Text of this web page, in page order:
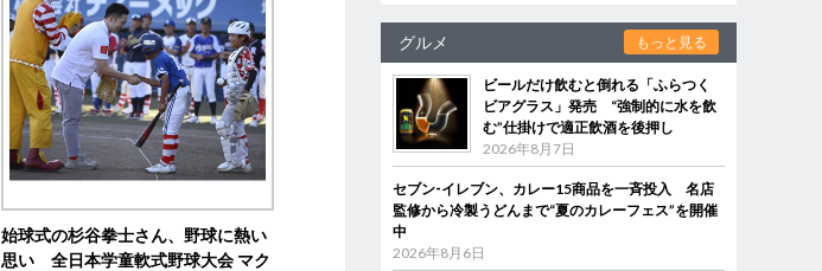
始球式の杉谷拳士さん、野球に熱い
思い 全日本学童軟式野球大会 マク
グルメ もっと見る
ビールだけ飲むと倒れる「ふらつく
ビアグラス」発売 “強制的に水を飲
む”仕掛けで適正飲酒を後押し
2026年8月7日
セブン‐イレブン、カレー15商品を一斉投入 名店
監修から冷製うどんまで“夏のカレーフェス”を開催
中
2026年8月6日